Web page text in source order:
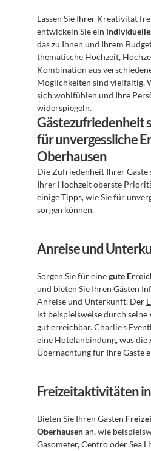
Lassen Sie Ihrer Kreativität
entwickeln Sie ein
das zu Ihnen und Ihrem
thematische Hochzeit,
Kombination aus
Möglichkeiten sind vielfältig.
sich wohlfühlen und Ihre
widerspiegeln.
Gästezufriedenheit
für unvergessliche
Oberhausen
Die Zufriedenheit Ihrer Gäste
Ihrer Hochzeit oberste
einige Tipps, wie Sie für
sorgen können.
Anreise und
Sorgen Sie für eine gute
und bieten Sie Ihren Gästen
Anreise und Unterkunft. Der
ist beispielsweise durch
gut erreichbar. Charlie's
eine Hotelanbindung, was die
Übernachtung für Ihre Gäste
Freizeitaktivitäten
Bieten Sie Ihren Gästen
Oberhausen an, wie
Gasometer, Centro oder Sea